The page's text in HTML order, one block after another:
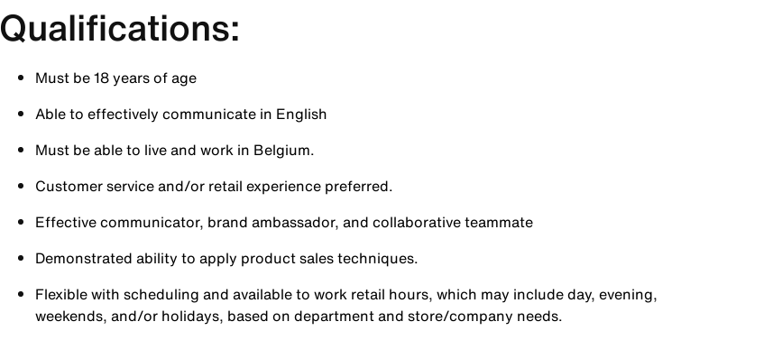
Qualifications:
Must be 18 years of age
Able to effectively communicate in English
Must be able to live and work in Belgium.
Customer service and/or retail experience preferred.
Effective communicator, brand ambassador, and collaborative teammate
Demonstrated ability to apply product sales techniques.
Flexible with scheduling and available to work retail hours, which may include day, evening,
weekends, and/or holidays, based on department and store/company needs.